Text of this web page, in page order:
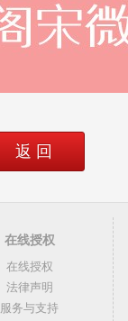
返 回
在线授权
在线授权
法律声明
服务与支持